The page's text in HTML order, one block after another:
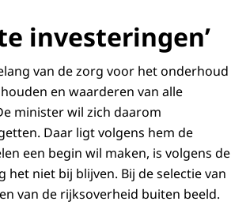
investeringen’
van de zorg voor het onderhoud
en waarderen van alle
minister wil zich daarom
Daar ligt volgens hem de
een begin wil maken, is volgens de
niet bij blijven. Bij de selectie van
van de rijksoverheid buiten beeld.